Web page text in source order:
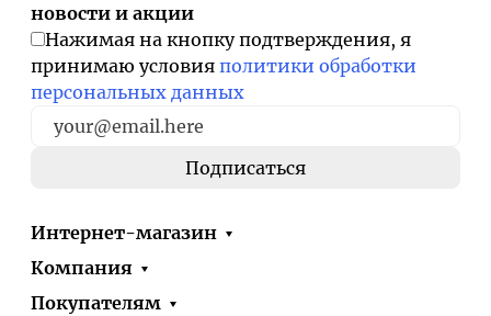
новости и акции
Нажимая на кнопку подтверждения, я
принимаю условия политики обработки
персональных данных
Интернет-магазин
Компания
Покупателям